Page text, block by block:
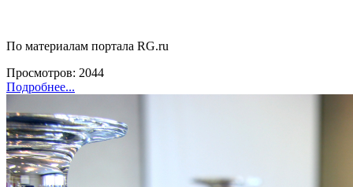
По материалам портала RG.ru
Просмотров: 2044
Подробнее...